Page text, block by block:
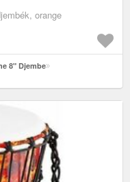
orange
8" Djembe